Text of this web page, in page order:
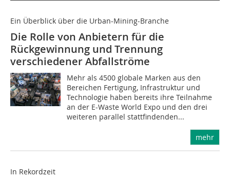
Ein Überblick über die Urban-Mining-Branche
Die Rolle von Anbietern für die
Rückgewinnung und Trennung
verschiedener Abfallströme
Mehr als 4500 globale Marken aus den
Bereichen Fertigung, Infrastruktur und
Technologie haben bereits ihre Teilnahme
an der E-Waste World Expo und den drei
weiteren parallel stattfindenden...
mehr
In Rekordzeit